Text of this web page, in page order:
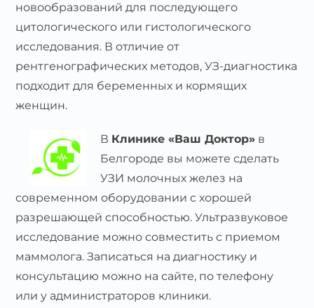
новообразований для последующего
цитологического или гистологического
исследования. В отличие от
рентгенографических методов, УЗ-диагностика
подходит для беременных и кормящих
женщин.
В Клинике «Ваш Доктор» в
Белгороде вы можете сделать
УЗИ молочных желез на
современном оборудовании с хорошей
разрешающей способностью. Ультразвуковое
исследование можно совместить с приемом
маммолога. Записаться на диагностику и
консультацию можно на сайте, по телефону
или у администраторов клиники.